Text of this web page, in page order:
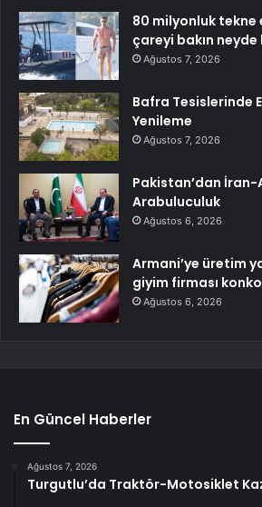
80 milyonluk tekne
çareyi bakın neyde
Ağustos 7, 2026
Bafra Tesislerinde
Yenileme
Ağustos 7, 2026
Pakistan’dan İran-
Arabuluculuk
Ağustos 6, 2026
Armani’ye üretim
giyim firması
Ağustos 6, 2026
En Güncel Haberler
Ağustos 7, 2026
Turgutlu’da Traktör-Motosiklet